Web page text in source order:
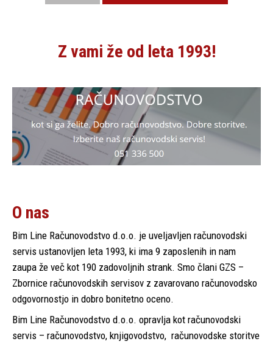
Z vami že od leta 1993!
O nas
Bim Line Računovodstvo d.o.o. je uveljavljen računovodski
servis ustanovljen leta 1993, ki ima 9 zaposlenih in nam
zaupa že več kot 190 zadovoljnih strank. Smo člani GZS –
Zbornice računovodskih servisov z zavarovano računovodsko
odgovornostjo in dobro bonitetno oceno.
Bim Line Računovodstvo d.o.o. opravlja kot računovodski
servis – računovodstvo, knjigovodstvo, računovodske storitve